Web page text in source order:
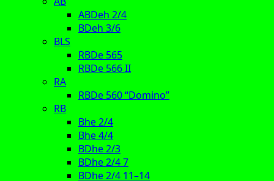
ABDeh 2/4
BDeh 3/6
BLS
RBDe 565
RBDe 566 II
RA
RBDe 560 “Domino”
RB
Bhe 2/4
Bhe 4/4
BDhe 2/3
BDhe 2/4 7
BDhe 2/4 11–14